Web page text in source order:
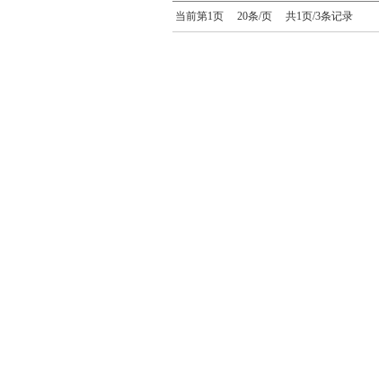
当前第1页 20条/页 共1页/3条记录